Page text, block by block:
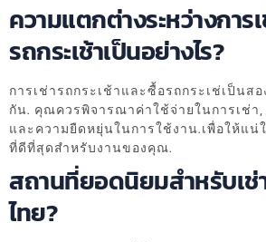
ความแตกต่างระหว่างการ
รถกระเช้าเป็นอย่างไร?
การเช่ารถกระเช้าและซื้อรถกระเช่เป็นส
กัน. คุณควรพิจารณาค่าใช้จ่ายในการเช่า,
และความยืดหยุ่นในการใช้งาน.เพื่อให้แน่
ที่ดีที่สุดสำหรับงานของคุณ.
สถานที่ยอดนิยมสำหรับเช่า
ไทย?